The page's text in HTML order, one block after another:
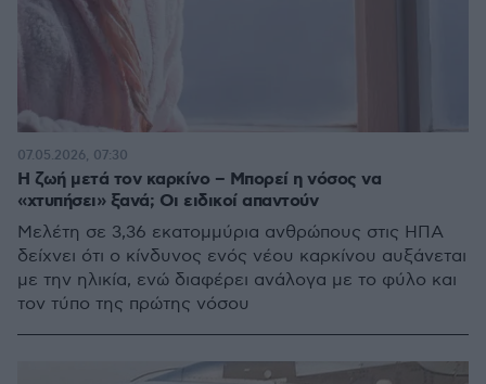
Η ζωή μετά τον καρκίνο – Μπορεί η νόσος να
«χτυπήσει» ξανά; Οι ειδικοί απαντούν
Μελέτη σε 3,36 εκατομμύρια ανθρώπους στις ΗΠΑ
δείχνει ότι ο κίνδυνος ενός νέου καρκίνου αυξάνεται
με την ηλικία, ενώ διαφέρει ανάλογα με το φύλο και
τον τύπο της πρώτης νόσου
07.05.2026, 07:30